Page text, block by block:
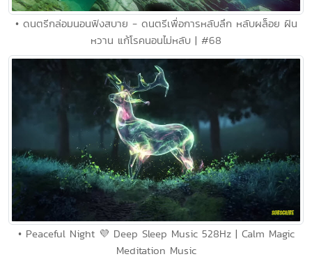
• ดนตรีกล่อมนอนฟังสบาย - ดนตรีเพื่อการหลับลึก หลับผล็อย ฝัน
หวาน แก้โรคนอนไม่หลับ | #68
• Peaceful Night 💜 Deep Sleep Music 528Hz | Calm Magic
Meditation Music